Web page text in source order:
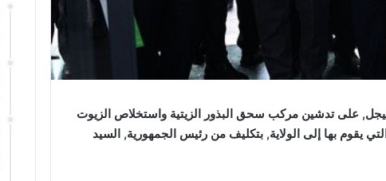
على تدشين مركب سحق البذور الزيتية واستخلاص الزيوت
يقوم بها إلى الولاية, بتكليف من رئيس الجمهورية, السيد